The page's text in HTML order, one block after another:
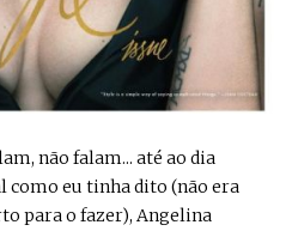
não falam... até ao dia
como eu tinha dito (não era
para o fazer), Angelina